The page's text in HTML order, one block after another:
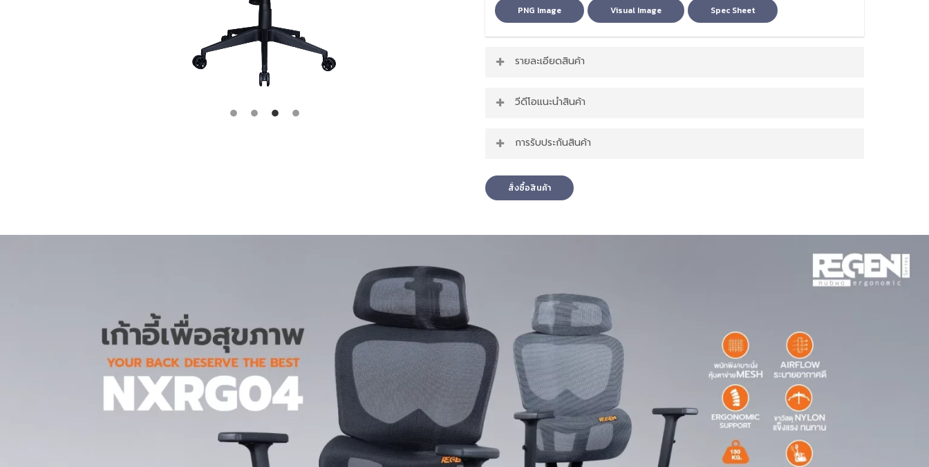
PNG Image Visual Image Spec Sheet
รายละเอียดสินค้า
คุณสมบัติเด่นของ Regen Series NXRG04
ขนาด: 116–124 x 53 x 52 ซม.
วัสดุผนักพิง : ผ้าตาข่าย (Mesh Fabric)
วัสดุเบาะรองนั่ง : Memory foam
ลิฟต์แก๊ส: แบบ 3 ชั้น (ความแข็งแรงมาตรฐานกลางถึงสูง)
รองรับน้ำหนัก: 100–130 กก.
วีดีโอแนะนำสินค้า
การรับประกันสินค้า
สินค้ารับประกัน 2 ปี
สั่งซื้อสินค้า